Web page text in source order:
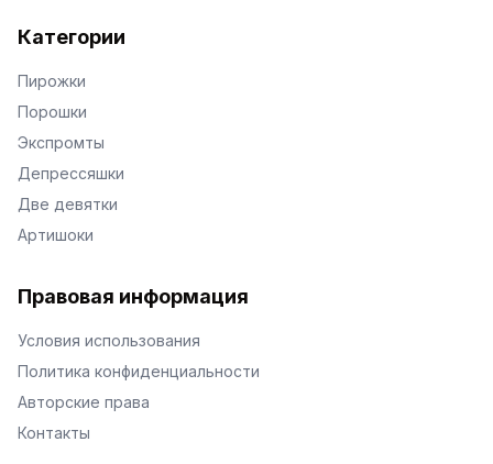
Категории
Пирожки
Порошки
Экспромты
Депрессяшки
Две девятки
Артишоки
Правовая информация
Условия использования
Политика конфиденциальности
Авторские права
Контакты